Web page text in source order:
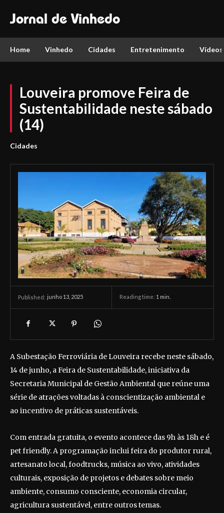
Jornal de Vinhedo
Home Vinhedo Cidades Entretenimento Vídeos
Louveira promove Feira de
Sustentabilidade neste sábado
(14)
Cidades
Published: junho 13, 2025 Reading time: 1 min.
A Subestação Ferroviária de Louveira recebe neste sábado,
14 de junho, a Feira de Sustentabilidade, iniciativa da
Secretaria Municipal de Gestão Ambiental que reúne uma
série de atrações voltadas à conscientização ambiental e
ao incentivo de práticas sustentáveis.
Com entrada gratuita, o evento acontece das 9h às 18h e é
pet friendly. A programação inclui feira do produtor rural,
artesanato local, foodtrucks, música ao vivo, atividades
culturais, exposição de projetos e debates sobre meio
ambiente, consumo consciente, economia circular,
agricultura sustentável, entre outros temas.